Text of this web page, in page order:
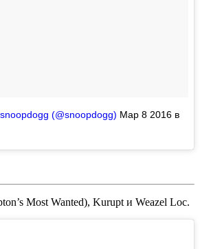
(@snoopdogg) Мар 8 2016 в
Most Wanted), Kurupt и Weazel Loc.